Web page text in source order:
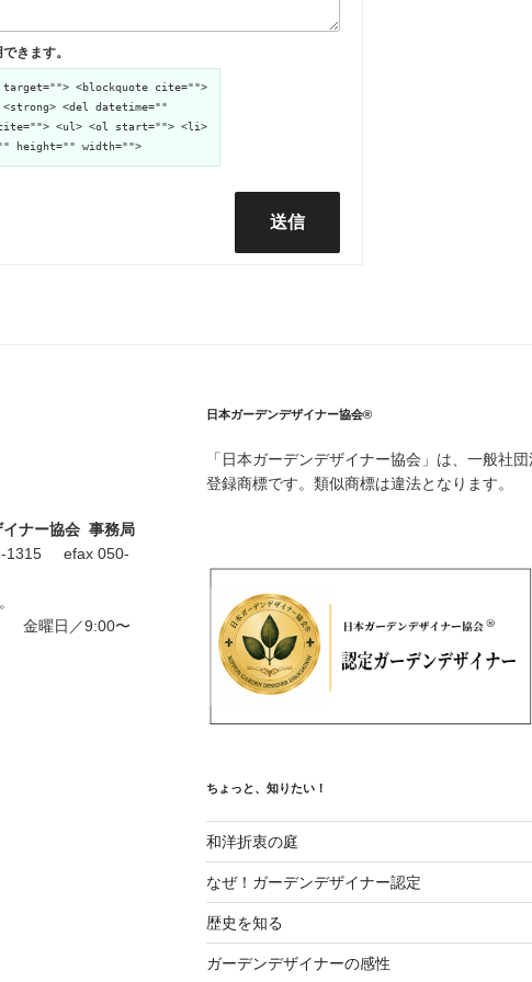
きます。
<blockquote cite="">
<strong> <del datetime=""
<ul> <ol start=""> <li>
height="" width="">
送信
イナー協会 事務局
1315 efax 050-
金曜日／9:00〜
日本ガーデンデザイナー協会®
「日本ガーデンデザイナー協会」は、一般社
登録商標です。類似商標は違法となります。
ちょっと、知りたい！
和洋折衷の庭
なぜ！ガーデンデザイナー認定
歴史を知る
ガーデンデザイナーの感性